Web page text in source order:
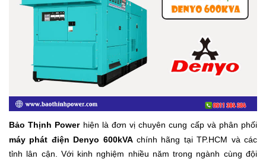
Bảo Thịnh Powerhiện là đơn vị chuyên cung cấp và phân phối
máy phát điện Denyo 600kVAchính hãng tại TP.HCM và các
tỉnh lân cận. Với kinh nghiệm nhiều năm trong ngành cùng đội